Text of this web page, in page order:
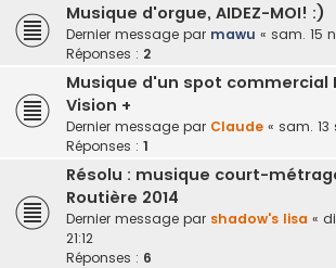
Musique d'orgue, AIDEZ-MOI! :)
Dernier message par mawu « sam. 15
Réponses : 2
Musique d'un spot commercial
Vision +
Dernier message par Claude « sam. 13
Réponses : 1
Résolu : musique court-
Routière 2014
Dernier message par shadow's lisa «
21:12
Réponses : 6